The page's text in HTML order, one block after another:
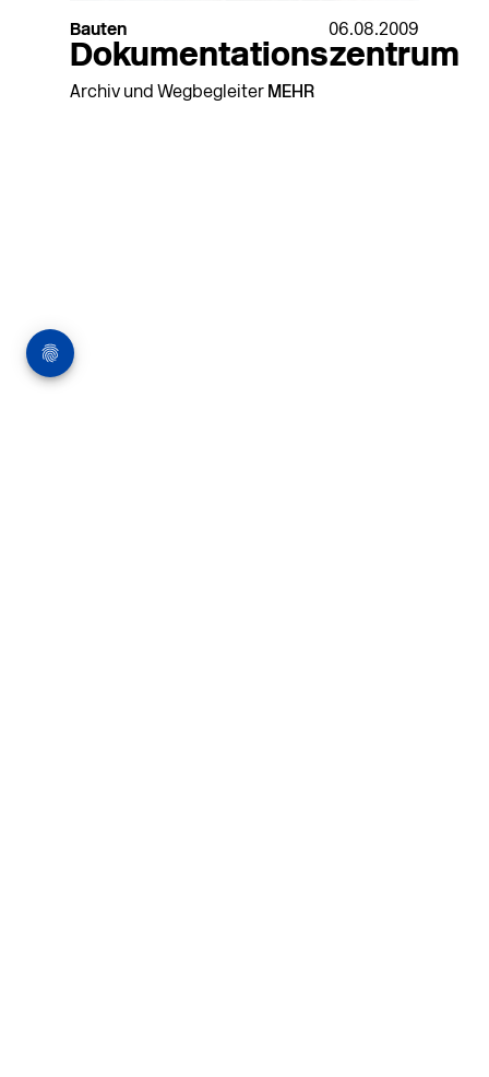
Bauten 06.08.2009
Dokumentationszentrum
Archiv und Wegbegleiter MEHR